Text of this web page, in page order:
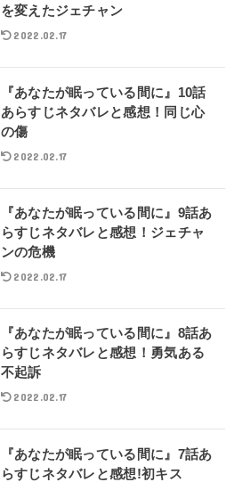
を変えたジェチャン
2022.02.17
『あなたが眠っている間に』10話
あらすじネタバレと感想！同じ心
の傷
2022.02.17
『あなたが眠っている間に』9話あ
らすじネタバレと感想！ジェチャ
ンの危機
2022.02.17
『あなたが眠っている間に』8話あ
らすじネタバレと感想！勇気ある
不起訴
2022.02.17
『あなたが眠っている間に』7話あ
らすじネタバレと感想!初キス